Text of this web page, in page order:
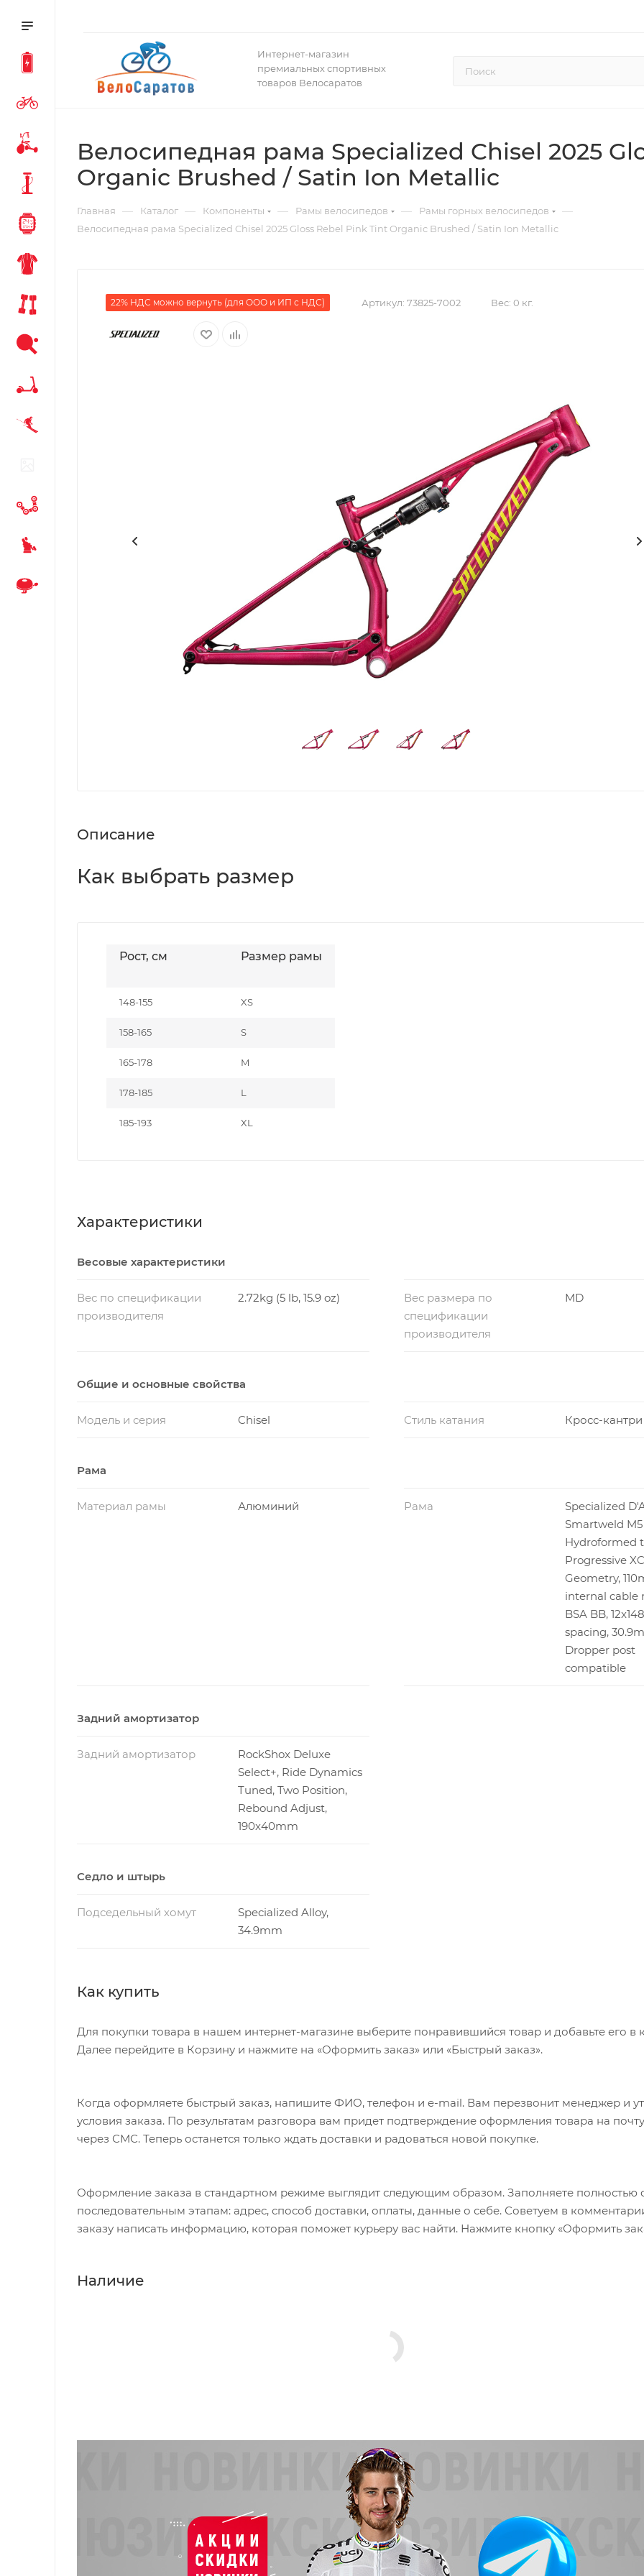
Интернет-магазин
премиальных спортивных
товаров Велосаратов
Велосипедная рама Specialized Chisel 2025
Organic Brushed / Satin Ion Metallic
Главная — Каталог — Компоненты — Рамы велосипедов — Рамы горных велосипедов —
Велосипедная рама Specialized Chisel 2025 Gloss Rebel Pink Tint Organic Brushed / Satin Ion Metallic
22% НДС можно вернуть (для ООО и ИП с НДС) Артикул: 73825-7002 Вес: 0 кг.
Описание
Как выбрать размер
Рост, см Размер рамы
148-155 XS
158-165 S
165-178 M
178-185 L
185-193 XL
Характеристики
Весовые характеристики
Вес по спецификации
производителя
2.72kg (5 lb, 15.9 oz)
Вес размера по
спецификации
производителя
MD
Общие и основные свойства
Модель и серия Chisel Стиль катания Кросс-кантри
Рама
Материал рамы Алюминий Рама
Specialized
Smartweld M5
Hydroformed
Progressive XC
Geometry,
internal cable
BSA BB,
spacing,
Dropper post
compatible
Задний амортизатор
Задний амортизатор
RockShox Deluxe
Select+, Ride Dynamics
Tuned, Two Position,
Rebound Adjust,
190x40mm
Седло и штырь
Подседельный хомут
Specialized Alloy,
34.9mm
Как купить
Для покупки товара в нашем интернет-магазине выберите понравившийся товар и добавьте его в
Далее перейдите в Корзину и нажмите на «Оформить заказ» или «Быстрый заказ».
Когда оформляете быстрый заказ, напишите ФИО, телефон и e-mail. Вам перезвонит менеджер и
условия заказа. По результатам разговора вам придет подтверждение оформления товара на
через СМС. Теперь останется только ждать доставки и радоваться новой покупке.
Оформление заказа в стандартном режиме выглядит следующим образом. Заполняете полностью
последовательным этапам: адрес, способ доставки, оплаты, данные о себе. Советуем в
заказу написать информацию, которая поможет курьеру вас найти. Нажмите кнопку «Оформить
Наличие